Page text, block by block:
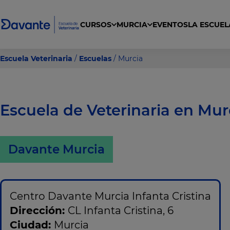
CURSOS MURCIA EVENTOSLA
Escuela Veterinaria / Escuelas / Murcia
Escuela de Veterinaria en
Davante Murcia
Centro Davante Murcia Infanta Cristina
Dirección: CL Infanta Cristina, 6
Ciudad: Murcia